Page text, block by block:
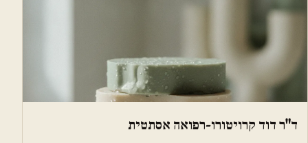
ד"ר דוד קרויטורו-רפואה אסתטית